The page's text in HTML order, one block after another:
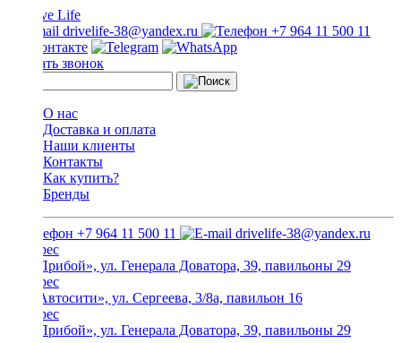
drivelife-38@yandex.ru +7 964 11 500 11
Заказать звонок
О нас
Доставка и оплата
Наши клиенты
Контакты
Как купить?
Бренды
+7 964 11 500 11 drivelife-38@yandex.ru
ТЦ «Прибой», ул. Генерала Доватора, 39, павильоны 29
ТЦ «Автосити», ул. Сергеева, 3/8а, павильон 16
ТЦ «Прибой», ул. Генерала Доватора, 39, павильоны 29